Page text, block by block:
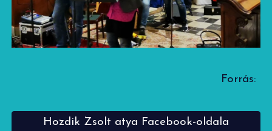
Forrás:
Hozdik Zsolt atya Facebook-oldala